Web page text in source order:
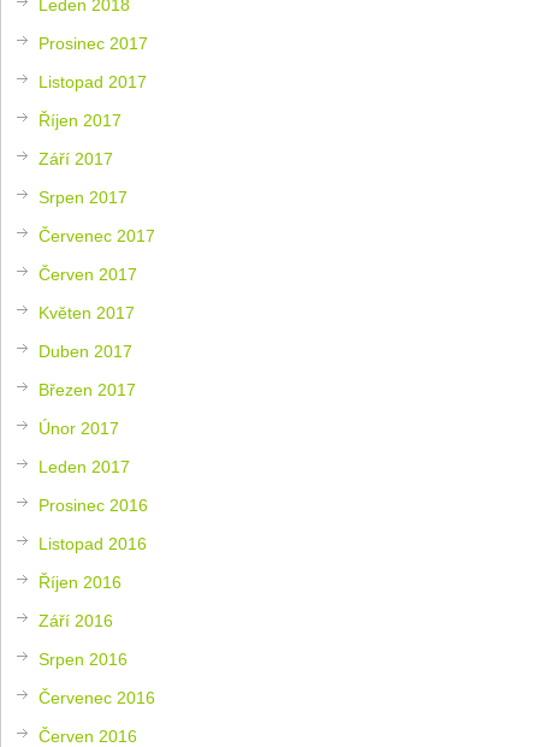
Leden 2018
Prosinec 2017
Listopad 2017
Říjen 2017
Září 2017
Srpen 2017
Červenec 2017
Červen 2017
Květen 2017
Duben 2017
Březen 2017
Únor 2017
Leden 2017
Prosinec 2016
Listopad 2016
Říjen 2016
Září 2016
Srpen 2016
Červenec 2016
Červen 2016